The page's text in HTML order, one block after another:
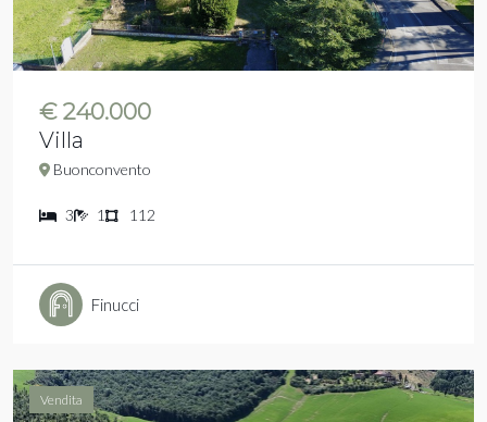
€ 240.000
Villa
Buonconvento
3 1 112
Finucci
Vendita